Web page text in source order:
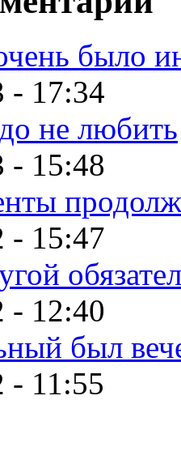
было
- 17:34
не любить
- 15:48
- 15:47
- 12:40
был
- 11:55